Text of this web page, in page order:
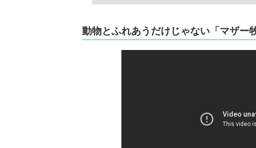
動物とふれあうだけじゃない「マザー